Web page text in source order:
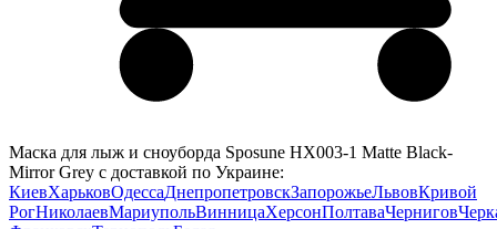
Маска для лыж и сноуборда Sposune HX003-1 Matte Black-
Mirror Grey с доставкой по Украине:
КиевХарьковОдессаДнепропетровскЗапорожьеЛьвовКривой
РогНиколаевМариупольВинницаХерсонПолтаваЧернигов